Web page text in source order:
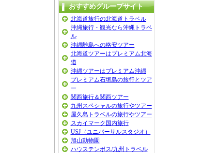
おすすめグループサイト
北海道旅行の北海道トラベル
沖縄旅行・観光なら沖縄トラベ
ル
沖縄離島への格安ツアー
北海道ツアーはプレミアム北海
道
沖縄ツアーはプレミアム沖縄
プレミアム石垣島の旅行とツア
ー
関西旅行＆関西ツアー
九州スペシャルの旅行やツアー
屋久島トラベルの旅行やツアー
スカイマーク国内旅行
USJ（ユニバーサルスタジオ）
旭山動物園
ハウステンボス/九州トラベル